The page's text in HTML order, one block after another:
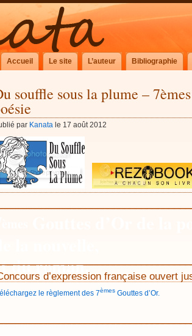
Accueil Le site L’auteur Bibliographie
souffle sous la plume –
par Kanatale 17 août 2012
du roman.
d’expression française ouvert
le règlement des 7èmesGouttes d’Or.